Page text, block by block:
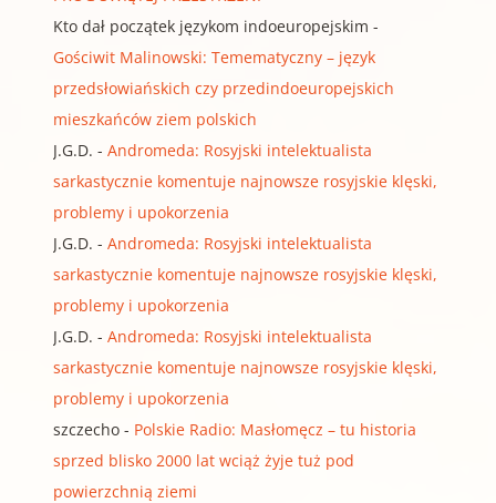
Kto dał początek językom indoeuropejskim -
Gościwit Malinowski: Temematyczny – język
przedsłowiańskich czy przedindoeuropejskich
mieszkańców ziem polskich
J.G.D. - Andromeda: Rosyjski intelektualista
sarkastycznie komentuje najnowsze rosyjskie klęski,
problemy i upokorzenia
J.G.D. - Andromeda: Rosyjski intelektualista
sarkastycznie komentuje najnowsze rosyjskie klęski,
problemy i upokorzenia
J.G.D. - Andromeda: Rosyjski intelektualista
sarkastycznie komentuje najnowsze rosyjskie klęski,
problemy i upokorzenia
szczecho- Polskie Radio: Masłomęcz – tu historia
sprzed blisko 2000 lat wciąż żyje tuż pod
powierzchnią ziemi